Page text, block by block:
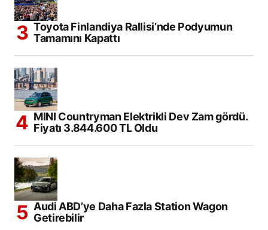
Toyota Finlandiya Rallisi’nde Podyumun
Tamamını Kapattı
MINI Countryman Elektrikli Dev Zam gördü.
Fiyatı 3.844.600 TL Oldu
Audi ABD’ye Daha Fazla Station Wagon
Getirebilir